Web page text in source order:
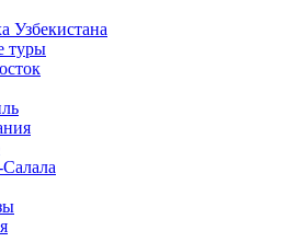
Узбекистана
туры